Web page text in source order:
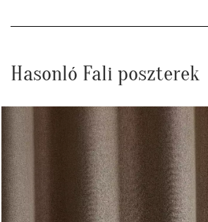
Hasonló Fali poszterek